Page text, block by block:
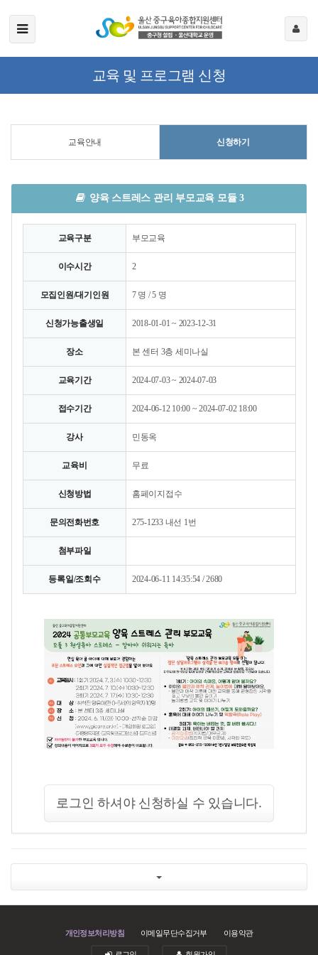
교육 및 프로그램 신청
교육안내 신청하기
양육 스트레스 관리 부모교육 모듈 3
교육구분 부모교육
이수시간 2
모집인원/대기인원 7 명 / 5 명
신청가능출생일 2018-01-01 ~ 2023-12-31
장소 본 센터 3층 세미나실
교육기간 2024-07-03 ~ 2024-07-03
접수기간 2024-06-12 10:00 ~ 2024-07-02 18:00
강사 민동옥
교육비 무료
신청방법 홈페이지접수
문의전화번호 275-1233 내선 1번
첨부파일
등록일/조회수 2024-06-11 14:35:54 / 2680
로그인 하셔야 신청하실 수 있습니다.
개인정보처리방침 이메일무단수집거부 이용약관